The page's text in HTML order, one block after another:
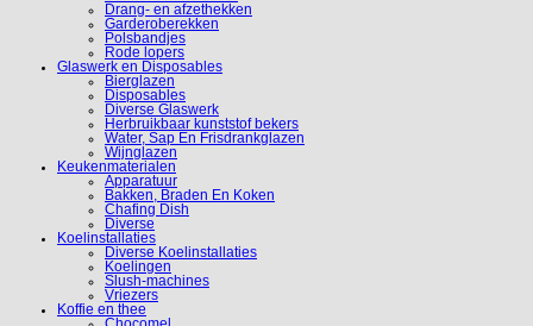
Drang- en afzethekken
Garderoberekken
Polsbandjes
Rode lopers
Glaswerk en Disposables
Bierglazen
Disposables
Diverse Glaswerk
Herbruikbaar kunststof bekers
Water, Sap En Frisdrankglazen
Wijnglazen
Keukenmaterialen
Apparatuur
Bakken, Braden En Koken
Chafing Dish
Diverse
Koelinstallaties
Diverse Koelinstallaties
Koelingen
Slush-machines
Vriezers
Koffie en thee